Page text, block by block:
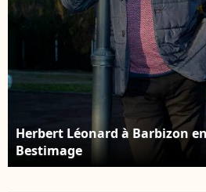
Herbert Léonard à Barbizon
Bestimage